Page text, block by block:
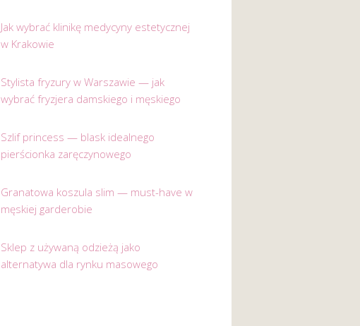
Jak wybrać klinikę medycyny estetycznej
w Krakowie
Stylista fryzury w Warszawie — jak
wybrać fryzjera damskiego i męskiego
Szlif princess — blask idealnego
pierścionka zaręczynowego
Granatowa koszula slim — must-have w
męskiej garderobie
Sklep z używaną odzieżą jako
alternatywa dla rynku masowego